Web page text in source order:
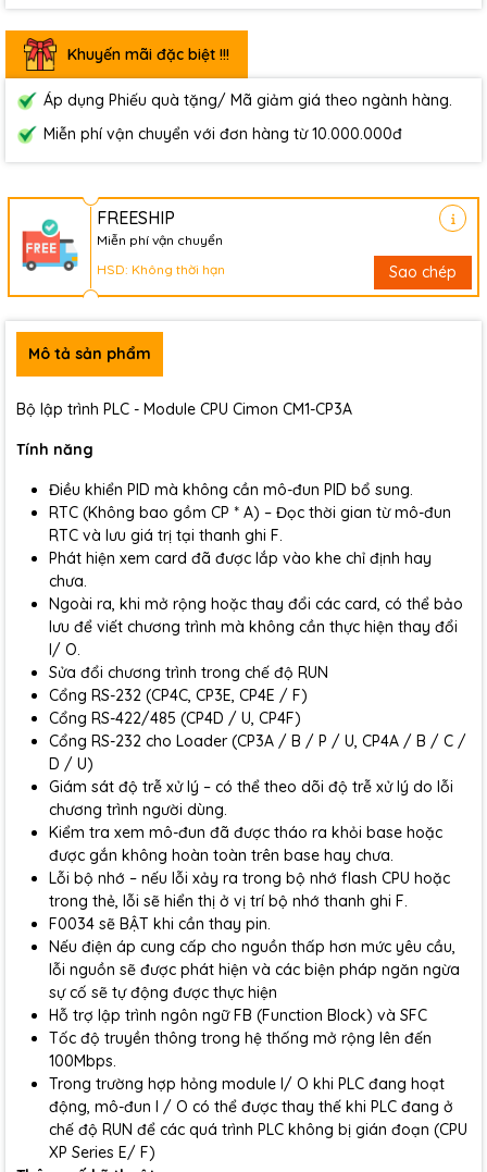
Khuyến mãi đặc biệt !!!
Áp dụng Phiếu quà tặng/ Mã giảm giá theo ngành hàng.
Miễn phí vận chuyển với đơn hàng từ 10.000.000đ
FREESHIP
Miễn phí vận chuyển
HSD: Không thời hạn
Sao chép
Mô tả sản phẩm
Bộ lập trình PLC - Module CPU Cimon CM1-CP3A
Tính năng
Điều khiển PID mà không cần mô-đun PID bổ sung.
RTC (Không bao gồm CP * A) – Đọc thời gian từ mô-đun
RTC và lưu giá trị tại thanh ghi F.
Phát hiện xem card đã được lắp vào khe chỉ định hay
chưa.
Ngoài ra, khi mở rộng hoặc thay đổi các card, có thể bảo
lưu để viết chương trình mà không cần thực hiện thay đổi
I/ O.
Sửa đổi chương trình trong chế độ RUN
Cổng RS-232 (CP4C, CP3E, CP4E / F)
Cổng RS-422/485 (CP4D / U, CP4F)
Cổng RS-232 cho Loader (CP3A / B / P / U, CP4A / B / C /
D / U)
Giám sát độ trễ xử lý – có thể theo dõi độ trễ xử lý do lỗi
chương trình người dùng.
Kiểm tra xem mô-đun đã được tháo ra khỏi base hoặc
được gắn không hoàn toàn trên base hay chưa.
Lỗi bộ nhớ – nếu lỗi xảy ra trong bộ nhớ flash CPU hoặc
trong thẻ, lỗi sẽ hiển thị ở vị trí bộ nhớ thanh ghi F.
F0034 sẽ BẬT khi cần thay pin.
Nếu điện áp cung cấp cho nguồn thấp hơn mức yêu cầu,
lỗi nguồn sẽ được phát hiện và các biện pháp ngăn ngừa
sự cố sẽ tự động được thực hiện
Hỗ trợ lập trình ngôn ngữ FB (Function Block) và SFC
Tốc độ truyền thông trong hệ thống mở rộng lên đến
100Mbps.
Trong trường hợp hỏng module I/ O khi PLC đang hoạt
động, mô-đun I / O có thể được thay thế khi PLC đang ở
chế độ RUN để các quá trình PLC không bị gián đoạn (CPU
XP Series E/ F)